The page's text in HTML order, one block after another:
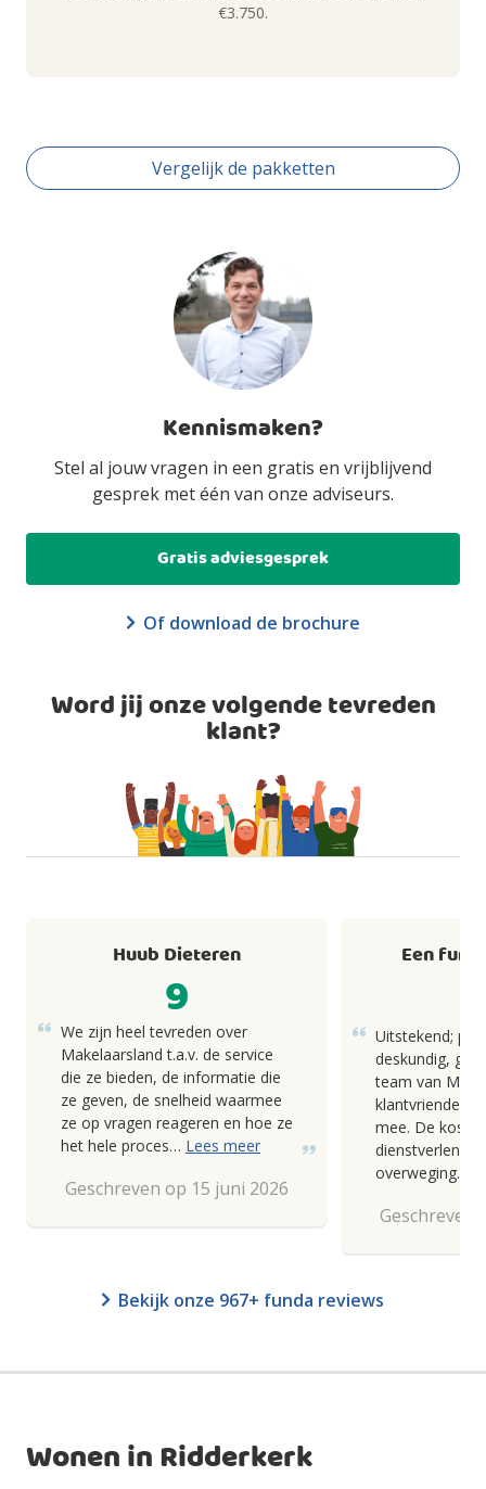
€3.750.
Vergelijk de pakketten
Kennismaken?
Stel al jouw vragen in een gratis en vrijblijvend
gesprek met één van onze adviseurs.
Gratis adviesgesprek
Of download de brochure
Word jij onze volgende tevreden
klant?
Huub Dieteren
9
We zijn heel tevreden over
Makelaarsland t.a.v. de service
die ze bieden, de informatie die
ze geven, de snelheid waarmee
ze op vragen reageren en hoe ze
het hele proces… Lees meer
Geschreven op 15 juni 2026
Een
Uitstekend;
deskundig,
team van
klantvriendelijk
mee. De
overweging.
Geschreven
Bekijk onze 967+ funda reviews
Wonen in Ridderkerk